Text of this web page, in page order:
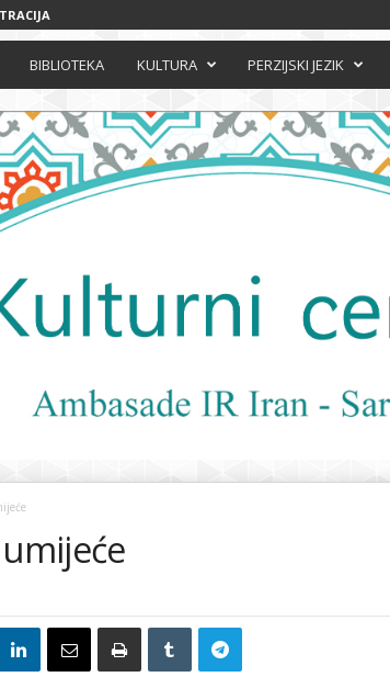
BIBLIOTEKA KULTURA PERZIJSKI JEZIK